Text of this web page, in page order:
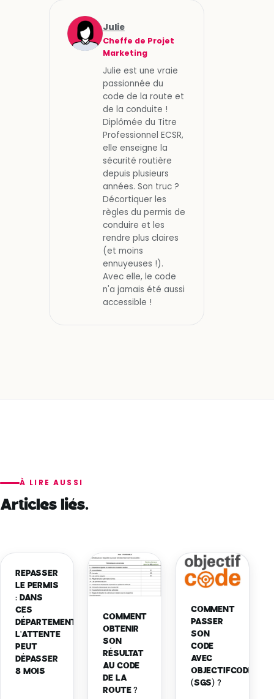
Julie
Cheffe de Projet
Marketing
Julie est une vraie
passionnée du
code de la route et
de la conduite !
Diplômée du Titre
Professionnel ECSR,
elle enseigne la
sécurité routière
depuis plusieurs
années. Son truc ?
Décortiquer les
règles du permis de
conduire et les
rendre plus claires
(et moins
ennuyeuses !).
Avec elle, le code
n'a jamais été aussi
accessible !
À LIRE AUSSI
Articles liés.
REPASSER
LE PERMIS
: DANS
CES
DÉPARTEMENTS,
L'ATTENTE
PEUT
DÉPASSER
8 MOIS
COMMENT
OBTENIR
SON
RÉSULTAT
AU CODE
DE LA
ROUTE ?
COMMENT
PASSER
SON
CODE
AVEC
OBJECTIFCODE
(SGS) ?